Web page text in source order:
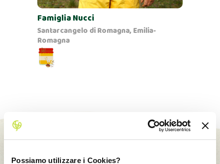
Possiamo utilizzare i Cookies?
Famiglia Nucci
Santarcangelo di Romagna, Emilia-
Romagna